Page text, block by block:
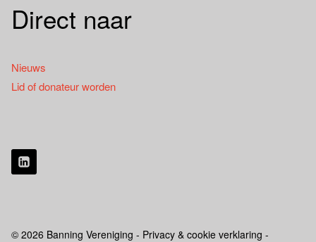
Direct naar
Nieuws
Lid of donateur worden
© 2026 Banning Vereniging - Privacy & cookie verklaring -